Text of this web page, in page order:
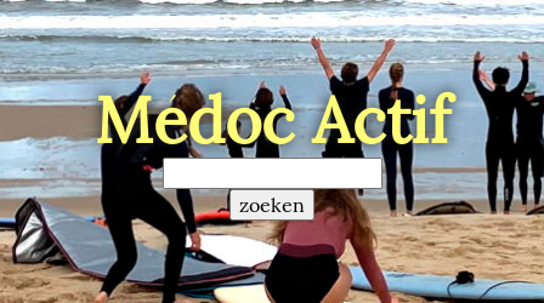
Médoc Actif